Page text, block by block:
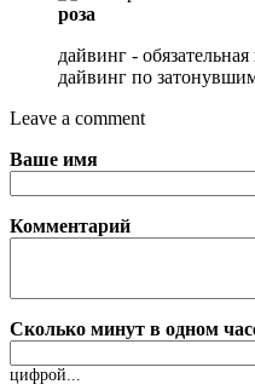
роза
дайвинг -
дайвинг по
Leave a comment
Ваше имя
Комментарий
Сколько минут в одном
цифрой...